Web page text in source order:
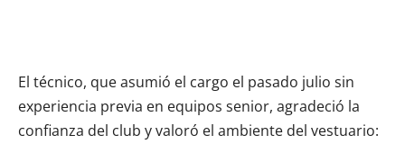
El técnico, que asumió el cargo el pasado julio sin
experiencia previa en equipos senior, agradeció la
confianza del club y valoró el ambiente del vestuario: